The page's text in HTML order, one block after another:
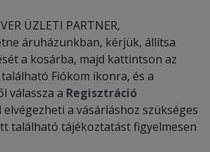
ÜZLETI PARTNER,
áruházunkban, kérjük, állítsa
a kosárba, majd kattintson az
Fiókom ikonra, és a
válassza a Regisztráció
a vásárláshoz szükséges
található tájékoztatást figyelmesen